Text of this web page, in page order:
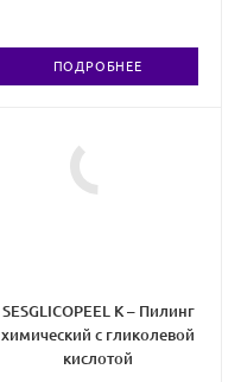
ПОДРОБНЕЕ
SESGLICOPEEL K – Пилинг
химический с гликолевой
кислотой